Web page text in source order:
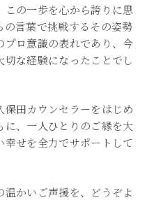
の一歩を心から誇りに思
言葉で挑戦するその姿勢
プロ意識の表れであり、今
な経験になったことでし
保田カウンセラーをはじめ
に、一人ひとりのご縁を大
せを全力でサポートして
かいご声援を、どうぞよ